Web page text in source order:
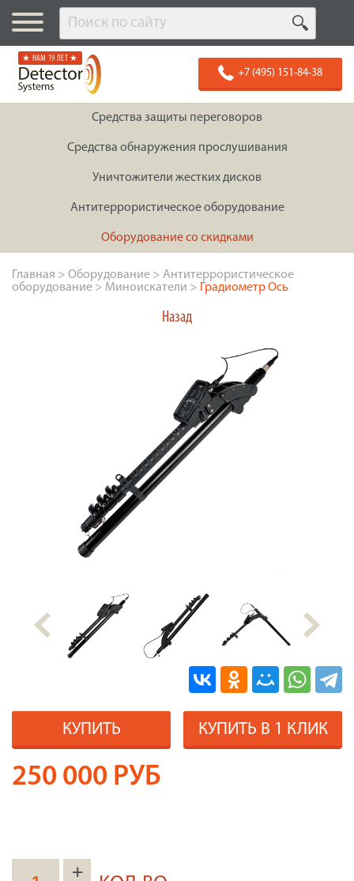
★ НАМ 19 ЛЕТ ★
+7 (495) 151-84-38
Средства защиты переговоров
Средства обнаружения прослушивания
Уничтожители жестких дисков
Антитеррористическое оборудование
Оборудование со скидками
Главная > Оборудование > Антитеррористическое
оборудование > Миноискатели > Градиометр Ось
Назад
КУПИТЬ КУПИТЬ В 1 КЛИК
250 000 РУБ
+